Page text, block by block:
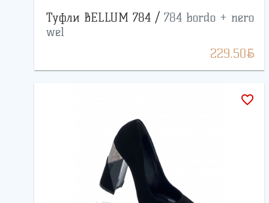
Туфли BELLUM 784 / 784 bordo + nero
wel
229.50BYN
favorite_border